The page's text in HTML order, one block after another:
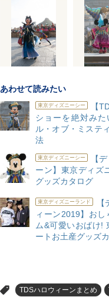
あわせて読みたい
東京ディズニーシー
【
ショーを絶対み
ル・オブ・ミステ
法
東京ディズニーシー
【
ーン】東京ディズ
グッズカタログ
東京ディズニーランド
ィーン2019】お
ム&可愛いおばけ!
ートお土産グッズ
TDSハロウィーンまとめ